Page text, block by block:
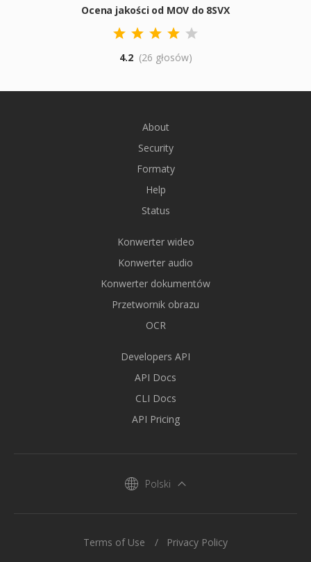
Ocena jakości od MOV do 8SVX
4.2 (26 głosów)
About
Security
Formaty
Help
Status
Konwerter wideo
Konwerter audio
Konwerter dokumentów
Przetwornik obrazu
OCR
Developers API
API Docs
CLI Docs
API Pricing
Polski
Terms of Use Privacy Policy